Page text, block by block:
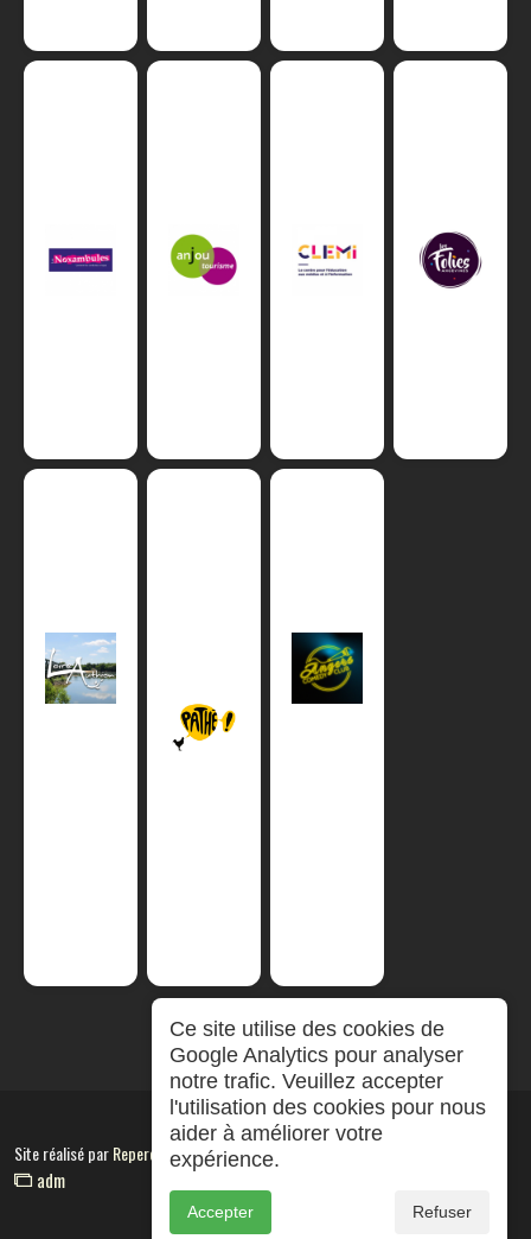
Site réalisé parRepereCom
adm
Ce site utilise des cookies de
Google Analytics pour analyser
notre trafic. Veuillez accepter
l'utilisation des cookies pour nous
aider à améliorer votre
expérience.
Accepter Refuser